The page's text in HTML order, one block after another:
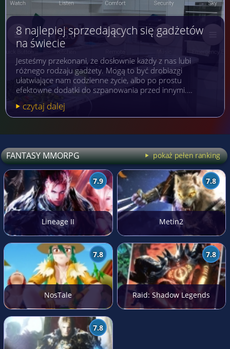
8 najlepiej sprzedających się gadżetów
na świecie
Jesteśmy przekonani, że dosłownie każdy z nas lubi
różnego rodzaju gadżety. Mogą to być drobiazgi
ułatwiające nam codzienne życie, albo po prostu
efektowne dodatki do szpanowania przed innymi.…
czytaj dalej
FANTASY MMORPG pokaż pełen ranking
7.9
Lineage II
7.8
Metin2
7.8
NosTale
7.8
Raid: Shadow Legends
7.8